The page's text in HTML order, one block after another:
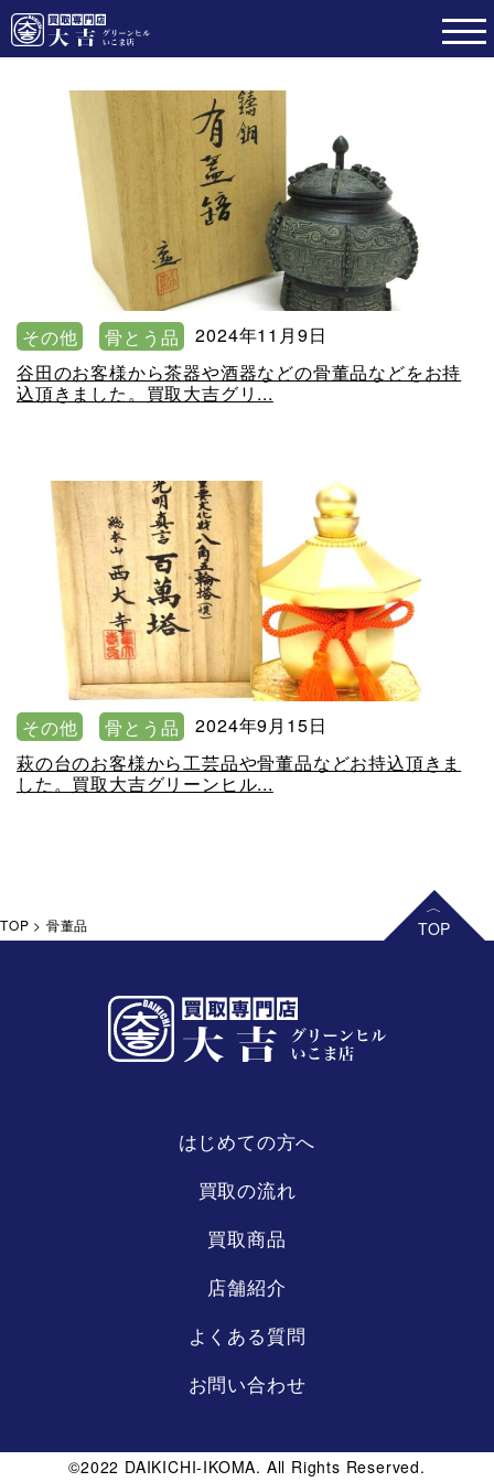
その他 骨とう品
2024年11月9日
谷田のお客様から茶器や酒器などの骨董品などをお持
込頂きました。買取大吉グリ...
その他 骨とう品
2024年9月15日
萩の台のお客様から工芸品や骨董品などお持込頂きま
した。買取大吉グリーンヒル...
TOP > 骨董品
はじめての方へ
買取の流れ
買取商品
店舗紹介
よくある質問
お問い合わせ
©2022 DAIKICHI-IKOMA. All Rights Reserved.